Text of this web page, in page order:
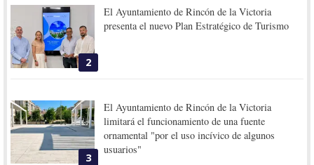
2
El Ayuntamiento de Rincón de la Victoria
presenta el nuevo Plan Estratégico de Turismo
3
El Ayuntamiento de Rincón de la Victoria
limitará el funcionamiento de una fuente
ornamental "por el uso incívico de algunos
usuarios"